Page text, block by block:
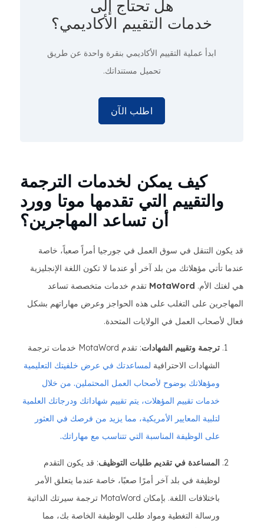
هل تحتاج إلى
خدمات التقييم الأكاديمي؟
ابدأ عملية التقييم الأكاديمي بنقرة واحدة عن طريق
تحميل مستنداتك.
اطلب الآن
كيف يمكن لخدمات الترجمة
والتقييم التي تقدمها موتا وورد
أن تساعد المهاجرين؟
قد يكون التنقل في سوق العمل في جورجيا أمراً صعباً، خاصة
عندما تأتي مؤهلاتك من بلد آخر أو عندما لا تكون اللغة الإنجليزية
هي لغتك الأم. MotaWord تقدم خدمات متخصصة تساعد
المهاجرين على التغلب على هذه الحواجز وعرض مهاراتهم بشكل
فعال لأصحاب العمل في الولايات المتحدة.
ترجمة وتقييم الشهادات
: تقدم MotaWord خدمات ترجمة
الشهادات الاحترافية لمساعدتك في عرض خلفيتك التعليمية
ومؤهلاتك بوضوح لأصحاب العمل المحتملين. من خلال
خدمات تقييم المؤهلات، يتم تقييم شهاداتك ودرجاتك العلمية
لتلبية المعايير الأمريكية، مما يزيد من فرصك في العثور
على الوظيفة المناسبة التي تتناسب مع مهاراتك.
المساعدة في تقديم طلبات التوظيف: قد يكون التقدم
لوظيفة في بلد آخر أمرًا صعبًا، خاصة عندما يتعلق الأمر
باختلافات اللغة. بإمكان MotaWord ترجمة سيرتك الذاتية
ورسالة التغطية ومواد طلب الوظيفة الخاصة بك، مما